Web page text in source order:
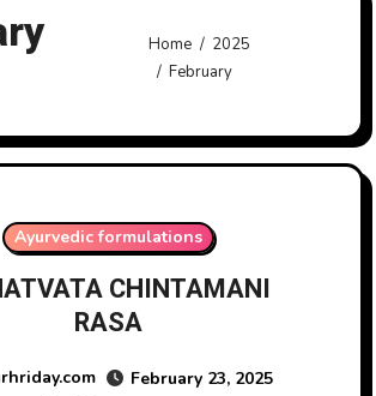
Home
2025
February
Ayurvedic formulations
CHINTAMANI
RASA
February 23, 2025